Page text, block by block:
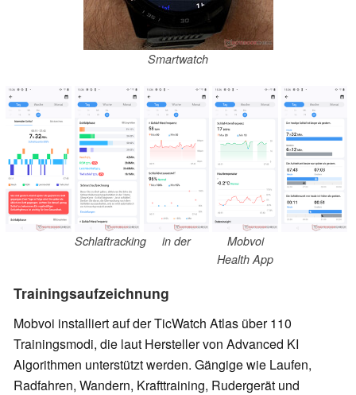
Smartwatch
Schlaftracking in der
Mobvoi
Health App
Trainingsaufzeichnung
Mobvoi installiert auf der TicWatch Atlas über 110
Trainingsmodi, die laut Hersteller von Advanced KI
Algorithmen unterstützt werden. Gängige wie Laufen,
Radfahren, Wandern, Krafttraining, Rudergerät und